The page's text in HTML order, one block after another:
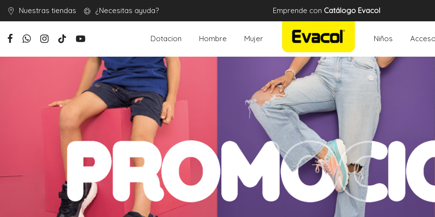
Nuestras tiendas ¿Necesitas ayuda? Emprende con Catálogo Evacol
Dotacion Hombre Mujer Niños